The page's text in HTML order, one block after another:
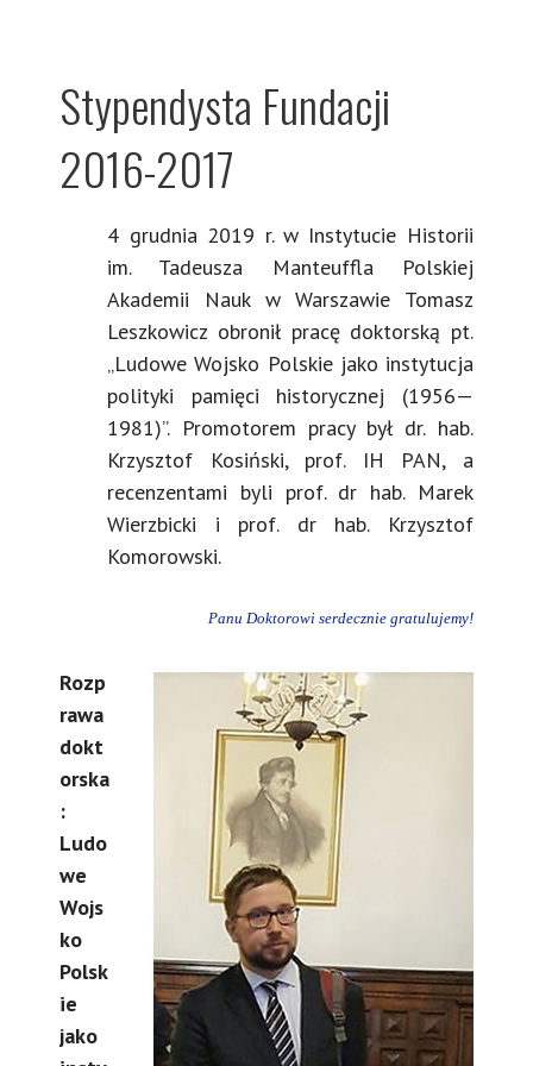
Stypendysta Fundacji
2016-2017
4 grudnia 2019 r. w Instytucie Historii
im. Tadeusza Manteuffla Polskiej
Akademii Nauk w Warszawie Tomasz
Leszkowicz obronił pracę doktorską pt.
„Ludowe Wojsko Polskie jako instytucja
polityki pamięci historycznej (1956—
1981)”. Promotorem pracy był dr. hab.
Krzysztof Kosiński, prof. IH PAN, a
recenzentami byli prof. dr hab. Marek
Wierzbicki i prof. dr hab. Krzysztof
Komorowski.
Panu Doktorowi serdecznie gratulujemy!
Rozp
rawa
dokt
orska
:
Ludo
we
Wojs
ko
Polsk
ie
jako